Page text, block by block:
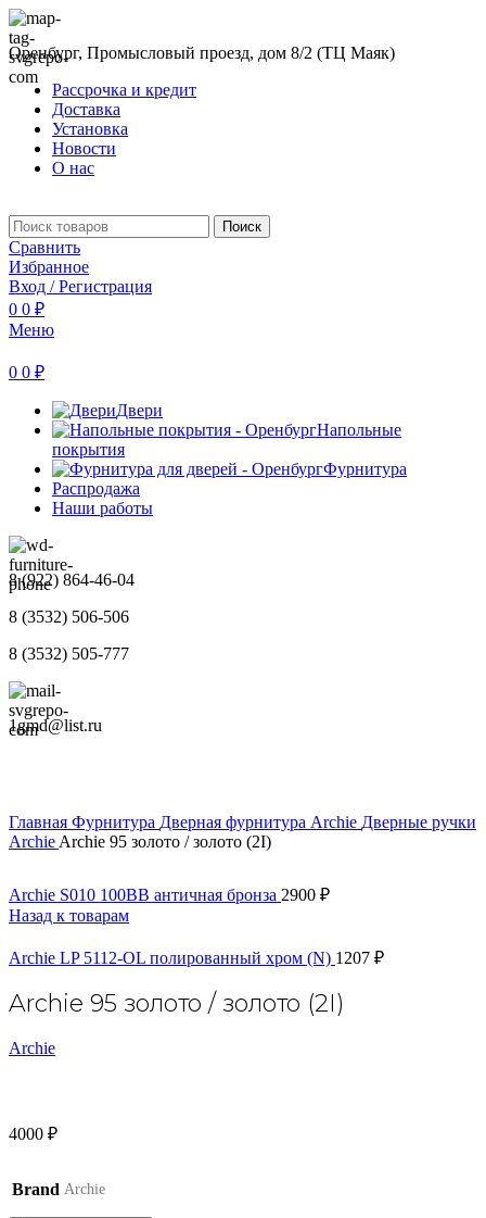
Оренбург, Промысловый проезд, дом 8/2 (ТЦ Маяк)
Рассрочка и кредит
Доставка
Установка
Новости
О нас
Поиск
Сравнить
Избранное
Вход / Регистрация
0 0 ₽
Меню
0 0 ₽
Двери
Напольные
покрытия
Фурнитура
Распродажа
Наши работы
8 (922) 864-46-04
8 (3532) 506-506
8 (3532) 505-777
1gmd@list.ru
Главная Фурнитура Дверная фурнитура Archie Дверные ручки
Archie Archie 95 золото / золото (2I)
Archie S010 100BB античная бронза 2900 ₽
Назад к товарам
Archie LP 5112-OL полированный хром (N) 1207 ₽
Archie 95 золото / золото (2I)
Archie
4000 ₽
Brand Archie